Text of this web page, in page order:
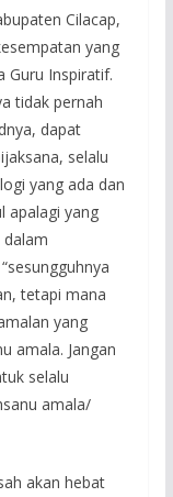
Cilacap,
yang
Guru Inspiratif.
tidak pernah
dapat
selalu
yang ada dan
apalagi yang
tetapi mana
yang
amala. Jangan
selalu
amala/
akan hebat